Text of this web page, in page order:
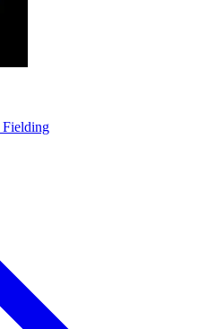
Fielding